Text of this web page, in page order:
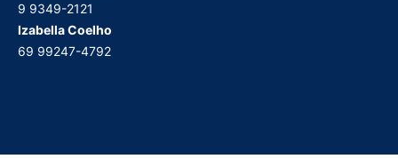
9 9349-2121
Izabella Coelho
69 99247-4792